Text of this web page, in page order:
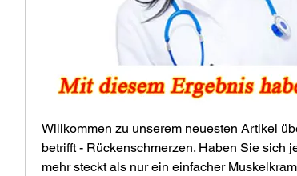
Willkommen zu unserem neuesten Artikel
betrifft - Rückenschmerzen. Haben Sie sich
mehr steckt als nur ein einfacher